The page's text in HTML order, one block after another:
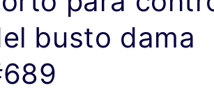
busto dama